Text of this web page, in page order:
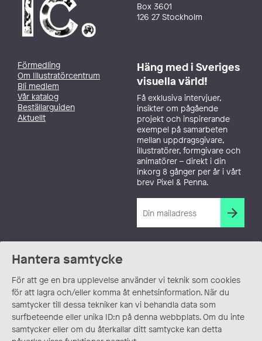
Hantera samtycke
För att ge en bra upplevelse använder vi teknik som cookies
för att lagra och/eller komma åt enhetsinformation. När du
samtycker till dessa tekniker kan vi behandla data som
surfbeteende eller unika ID:n på denna webbplats. Om du inte
samtycker eller om du återkallar ditt samtycke kan detta
Box 3601
126 27 Stockholm
Förmedling
Om Illustratörcentrum
Bli medlem
Vår katalog
Beställarguiden
Aktuellt
Häng med i Sveriges
visuella värld!
Få exklusiva intervjuer,
insikter om pågående
projekt och inspirerande
exempel på samarbeten
mellan uppdragsgivare,
illustratörer, formgivare och
animatörer – direkt i din
inkorg 8 gånger per år i vårt
brev Pixel & Penna.